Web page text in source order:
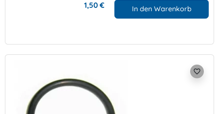
1,50 € In den Warenkorb
favorite_border